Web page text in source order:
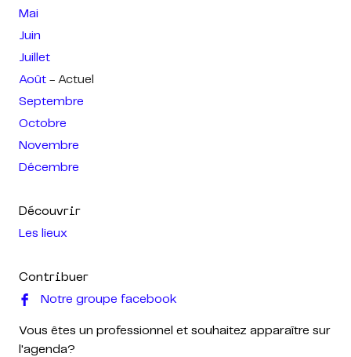
Mai
Juin
Juillet
Août - Actuel
Septembre
Octobre
Novembre
Décembre
Découvrir
Les lieux
Contribuer
Notre groupe facebook
Vous êtes un professionnel et souhaitez apparaître sur
l'agenda?